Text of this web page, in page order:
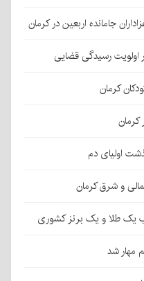
اولویت رسیدگی قضایی
کرمان
اولیای دم
و شرق کرمان
یک طلا و یک برنز کشوری
مهار شد